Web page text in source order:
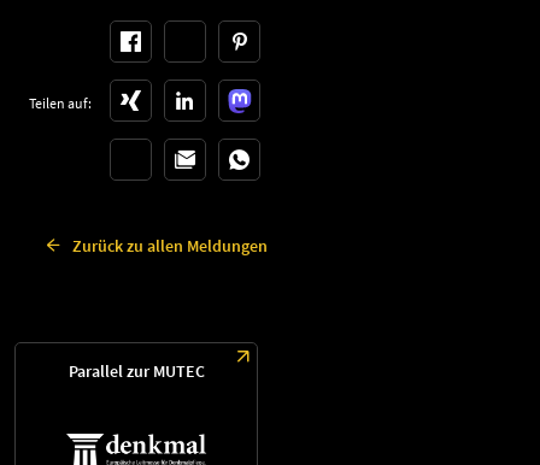
Teilen auf:
Zurück zu allen Meldungen
Parallel zur MUTEC